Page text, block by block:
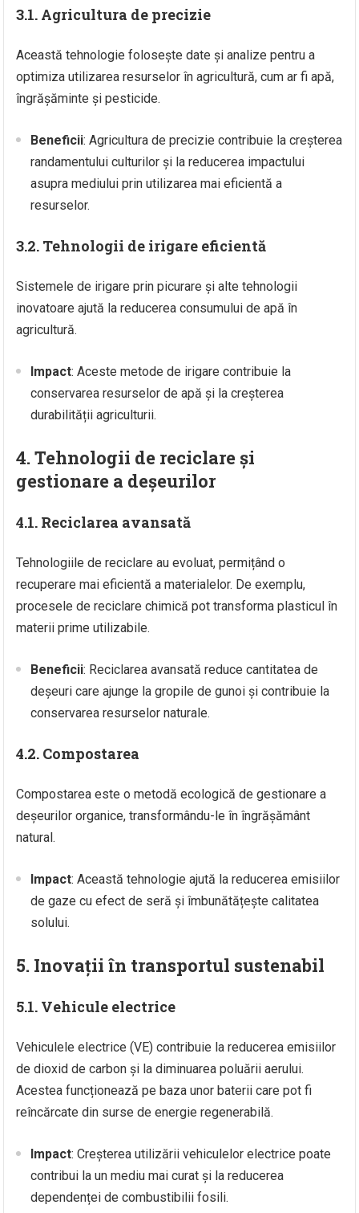
3.1. Agricultura de precizie
Această tehnologie folosește date și analize pentru a
optimiza utilizarea resurselor în agricultură, cum ar fi apă,
îngrășăminte și pesticide.
Beneficii: Agricultura de precizie contribuie la creșterea
randamentului culturilor și la reducerea impactului
asupra mediului prin utilizarea mai eficientă a
resurselor.
3.2. Tehnologii de irigare eficientă
Sistemele de irigare prin picurare și alte tehnologii
inovatoare ajută la reducerea consumului de apă în
agricultură.
Impact: Aceste metode de irigare contribuie la
conservarea resurselor de apă și la creșterea
durabilității agriculturii.
4. Tehnologii de reciclare și
gestionare a deșeurilor
4.1. Reciclarea avansată
Tehnologiile de reciclare au evoluat, permițând o
recuperare mai eficientă a materialelor. De exemplu,
procesele de reciclare chimică pot transforma plasticul în
materii prime utilizabile.
Beneficii: Reciclarea avansată reduce cantitatea de
deșeuri care ajunge la gropile de gunoi și contribuie la
conservarea resurselor naturale.
4.2. Compostarea
Compostarea este o metodă ecologică de gestionare a
deșeurilor organice, transformându-le în îngrășământ
natural.
Impact: Această tehnologie ajută la reducerea emisiilor
de gaze cu efect de seră și îmbunătățește calitatea
solului.
5. Inovații în transportul sustenabil
5.1. Vehicule electrice
Vehiculele electrice (VE) contribuie la reducerea emisiilor
de dioxid de carbon și la diminuarea poluării aerului.
Acestea funcționează pe baza unor baterii care pot fi
reîncărcate din surse de energie regenerabilă.
Impact: Creșterea utilizării vehiculelor electrice poate
contribui la un mediu mai curat și la reducerea
dependenței de combustibilii fosili.